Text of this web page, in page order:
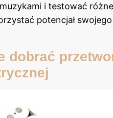
i testować
potencjał swojego
dobrać